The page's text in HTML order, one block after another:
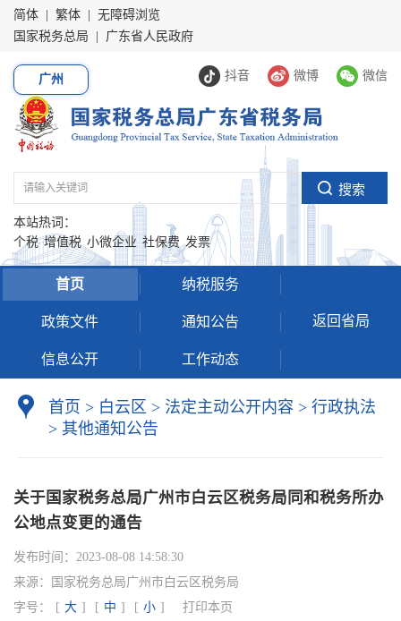
简体 繁体
无障碍浏览
国家税务总局
广东省人民政府
抖音 微博 微信
广州
本站热词：
个税 增值税 小微企业 社保费 发票
首页 纳税服务
政策文件 通知公告
信息公开 工作动态
返回省局
首页 > 白云区 > 法定主动公开内容 > 行政执法
> 其他通知公告
关于国家税务总局广州市白云区税务局同和税务所办
公地点变更的通告
发布时间： 2023-08-08 14:58:30
来源：
国家税务总局广州市白云区税务局
字号：
[ 大 ] [ 中 ] [ 小 ] 打印本页